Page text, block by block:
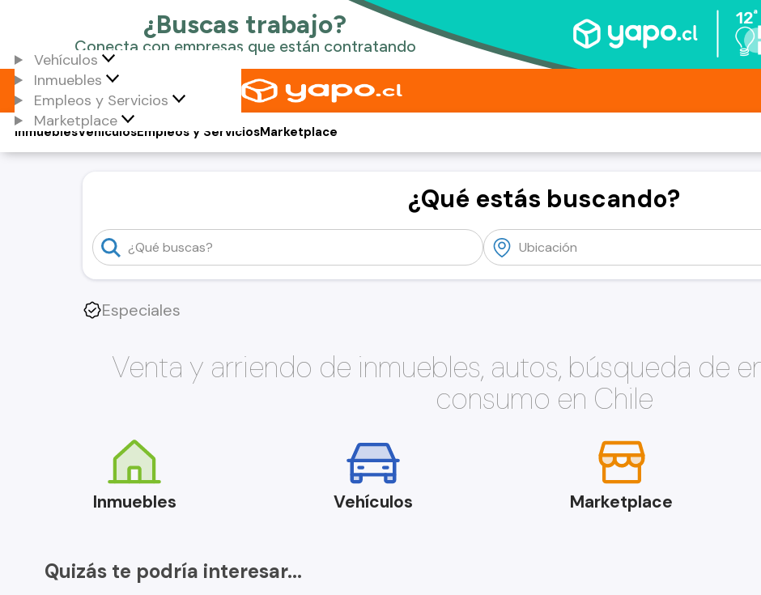
Vehículos
Inmuebles
Empleos y Servicios
Marketplace
Vehículos
Inmuebles Empleos y ServiciosMarketplace
¿Qué estás buscando?
Especiales
Venta y arriendo de inmuebles, autos, búsqueda de
consumo en Chile
Inmuebles Vehículos Marketplace
Quizás te podría interesar...